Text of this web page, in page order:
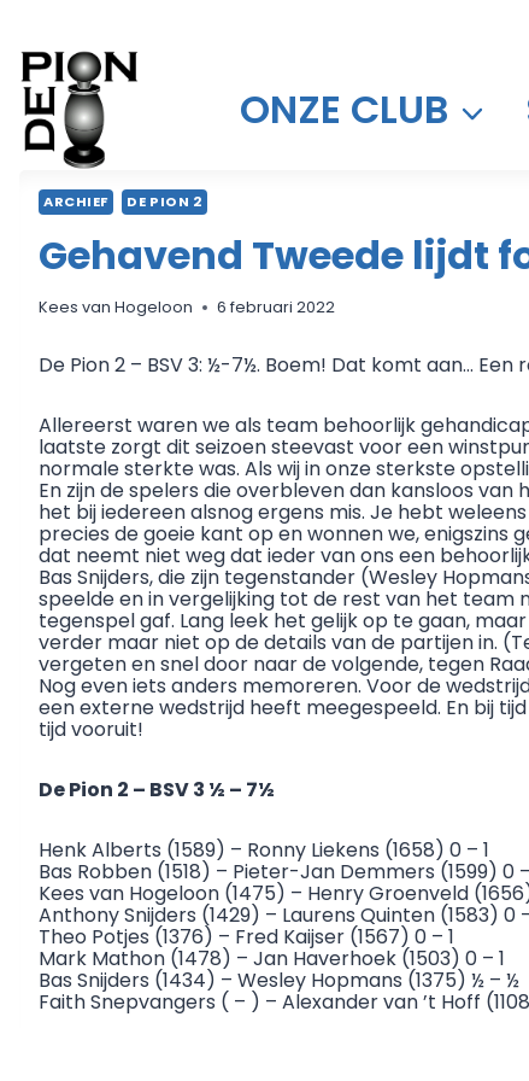
inhoud
ONZE CLUB
ARCHIEF DE PION 2
Gehavend Tweede lijdt
Kees van Hogeloon 6 februari 2022
De Pion 2 – BSV 3: ½-7½. Boem! Dat komt aan…
Allereerst waren we als team behoorlijk
laatste zorgt dit seizoen steevast voor een
normale sterkte was. Als wij in onze sterkste
En zijn de spelers die overbleven dan kansloos
het bij iedereen alsnog ergens mis. Je hebt
precies de goeie kant op en wonnen we,
dat neemt niet weg dat ieder van ons een
Bas Snijders, die zijn tegenstander (Wesley
speelde en in vergelijking tot de rest van het team
tegenspel gaf. Lang leek het gelijk op te gaan,
verder maar niet op de details van de partijen in.
vergeten en snel door naar de volgende, tegen
Nog even iets anders memoreren. Voor de
een externe wedstrijd heeft meegespeeld. En bij
tijd vooruit!
De Pion 2 – BSV 3 ½ – 7½
Henk Alberts (1589) – Ronny Liekens (1658) 0 – 1
Bas Robben (1518) – Pieter-Jan Demmers (1599) 0 –
Kees van Hogeloon (1475) – Henry Groenveld
Anthony Snijders (1429) – Laurens Quinten (1583) 0
Theo Potjes (1376) – Fred Kaijser (1567) 0 – 1
Mark Mathon (1478) – Jan Haverhoek (1503) 0 – 1
Bas Snijders (1434) – Wesley Hopmans (1375) ½ – ½
Faith Snepvangers ( – ) – Alexander van ’t Hoff